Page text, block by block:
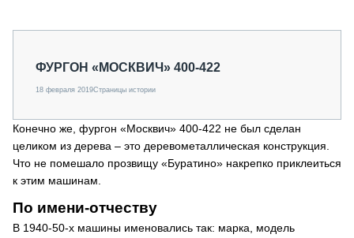
ФУРГОН «МОСКВИЧ» 400-422
18 февраля 2019Страницы истории
Конечно же, фургон «Москвич» 400-422 не был сделан
целиком из дерева – это деревометаллическая конструкция.
Что не помешало прозвищу «Буратино» накрепко приклеиться
к этим машинам.
По имени-отчеству
В 1940-50-х машины именовались так: марка, модель